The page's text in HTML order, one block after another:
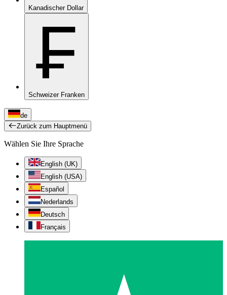
Kanadischer Dollar
₣
Schweizer Franken
de
Zurück zum Hauptmenü
Wählen Sie Ihre Sprache
English (UK)
English (USA)
Español
Nederlands
Deutsch
Français